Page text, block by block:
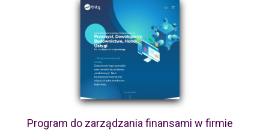
Program do zarządzania finansami w firmie